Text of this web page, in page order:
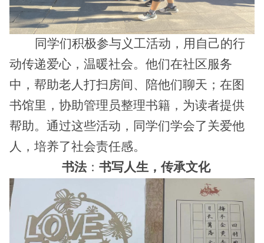
同学们积极参与义工活动，用自己的行
动传递爱心，温暖社会。他们在社区服务
中，帮助老人打扫房间、陪他们聊天；在图
书馆里，协助管理员整理书籍，为读者提供
帮助。通过这些活动，同学们学会了关爱他
人，培养了社会责任感。
书法： 书写人生，传承文化